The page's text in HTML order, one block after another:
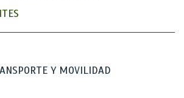
Y MOVILIDAD